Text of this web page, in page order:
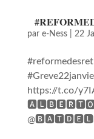
par e-Ness| 22
https://t.co/